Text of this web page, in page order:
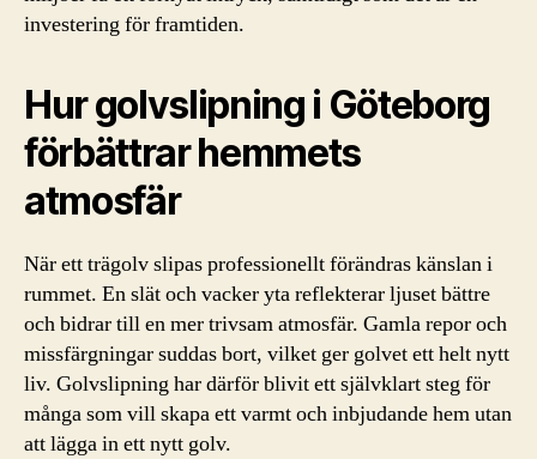
investering för framtiden.
Hur golvslipning i Göteborg
förbättrar hemmets
atmosfär
När ett trägolv slipas professionellt förändras känslan i
rummet. En slät och vacker yta reflekterar ljuset bättre
och bidrar till en mer trivsam atmosfär. Gamla repor och
missfärgningar suddas bort, vilket ger golvet ett helt nytt
liv. Golvslipning har därför blivit ett självklart steg för
många som vill skapa ett varmt och inbjudande hem utan
att lägga in ett nytt golv.